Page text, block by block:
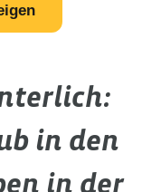
in den
in der